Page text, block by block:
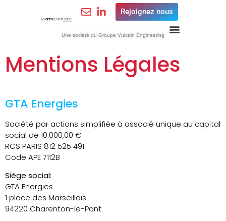
Rejoignez nous
Une société du Groupe Vulcain Engineering
Mentions Légales
GTA Energies
Société par actions simplifiée à associé unique au capital
social de 10.000,00 €
RCS PARIS 812 525 491
Code APE 7112B
Siège social:
GTA Energies
1 place des Marseillais
94220 Charenton-le-Pont